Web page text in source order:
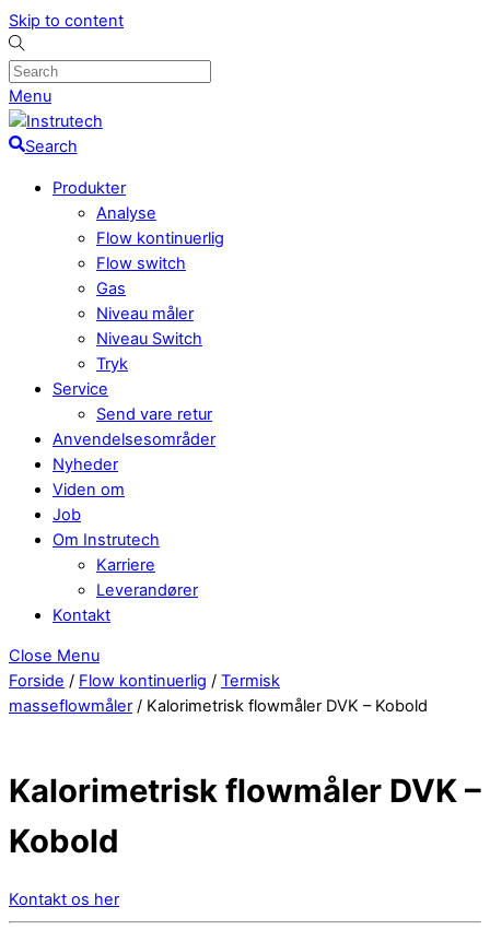
Skip to content
Menu
Search
Produkter
Analyse
Flow kontinuerlig
Flow switch
Gas
Niveau måler
Niveau Switch
Tryk
Service
Send vare retur
Anvendelsesområder
Nyheder
Viden om
Job
Om Instrutech
Karriere
Leverandører
Kontakt
Close Menu
Forside / Flow kontinuerlig / Termisk
masseflowmåler / Kalorimetrisk flowmåler DVK – Kobold
Kalorimetrisk flowmåler DVK –
Kobold
Kontakt os her